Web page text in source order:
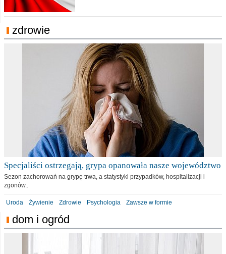
zdrowie
Specjaliści ostrzegają, grypa opanowała nasze województwo
Sezon zachorowań na grypę trwa, a statystyki przypadków, hospitalizacji i
zgonów..
Uroda Żywienie Zdrowie Psychologia Zawsze w formie
dom i ogród